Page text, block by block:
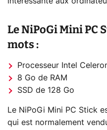
Le NiPoGi Mini PC
mots :
Processeur Intel
8 Go de RAM
SSD de 128 Go
Le NiPoGi Mini PC Stick
qui est normalement